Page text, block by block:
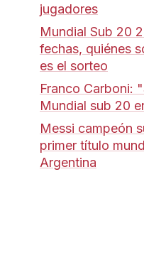
jugadores
Mundial Sub 20
fechas, quiénes
es el sorteo
Franco Carboni:
Mundial sub 20
Messi campeón
primer título
Argentina